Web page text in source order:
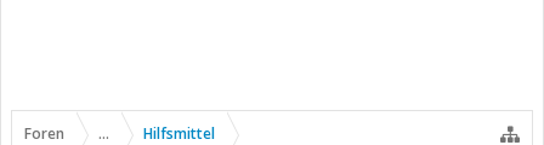
Foren ... Hilfsmittel